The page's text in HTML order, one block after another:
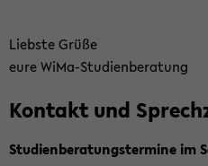
Liebs­te Grüße
eure WiMa-​Studienberatung
Kon­takt und
Stu­di­en­be­ra­tungs­ter­mi­ne im